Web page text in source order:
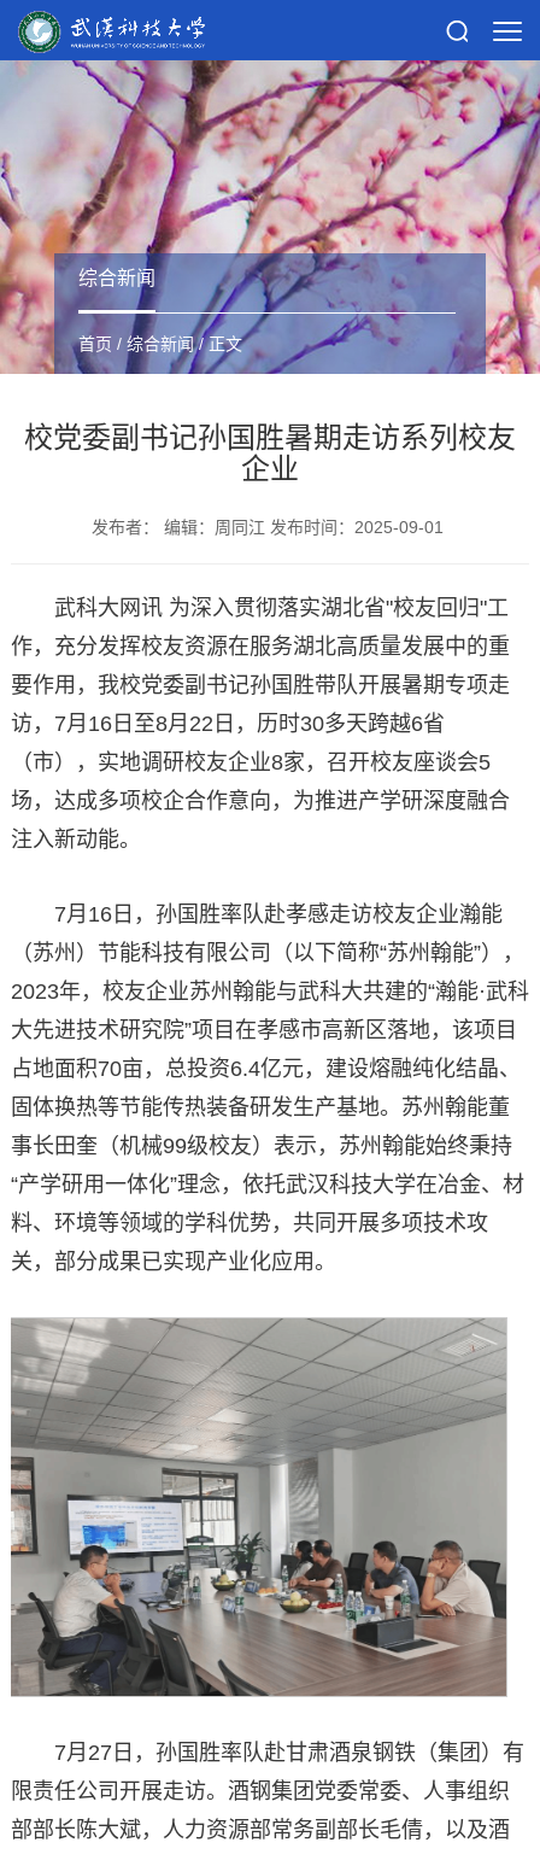
综合新闻
首页 / 综合新闻/ 正文
校党委副书记孙国胜暑期走访系列校友
企业
发布者： 编辑：周同江 发布时间：2025-09-01
武科大网讯 为深入贯彻落实湖北省"校友回归"工
作，充分发挥校友资源在服务湖北高质量发展中的重
要作用，我校党委副书记孙国胜带队开展暑期专项走
访，7月16日至8月22日，历时30多天跨越6省
（市），实地调研校友企业8家，召开校友座谈会5
场，达成多项校企合作意向，为推进产学研深度融合
注入新动能。
7月16日，孙国胜率队赴孝感走访校友企业瀚能
（苏州）节能科技有限公司（以下简称“苏州翰能”），
2023年，校友企业苏州翰能与武科大共建的“瀚能·武科
大先进技术研究院”项目在孝感市高新区落地，该项目
占地面积70亩，总投资6.4亿元，建设熔融纯化结晶、
固体换热等节能传热装备研发生产基地。苏州翰能董
事长田奎（机械99级校友）表示，苏州翰能始终秉持
“产学研用一体化”理念，依托武汉科技大学在冶金、材
料、环境等领域的学科优势，共同开展多项技术攻
关，部分成果已实现产业化应用。
7月27日，孙国胜率队赴甘肃酒泉钢铁（集团）有
限责任公司开展走访。酒钢集团党委常委、人事组织
部部长陈大斌，人力资源部常务副部长毛倩，以及酒